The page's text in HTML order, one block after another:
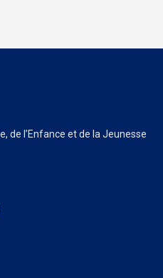
de l’Enfance et de la Jeunesse